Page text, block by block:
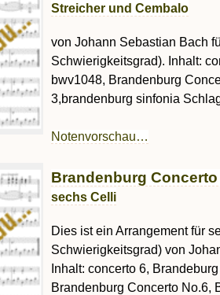
Streicher und Cembalo
von Johann Sebastian Bach
Schwierigkeitsgrad). Inhalt:
bwv1048, Brandenburg
3,brandenburg sinfonia
Notenvorschau…
Brandenburg Concerto
sechs Celli
Dies ist ein Arrangement für
Schwierigkeitsgrad) von
Inhalt: concerto 6,
Brandenburg Concerto No.6,